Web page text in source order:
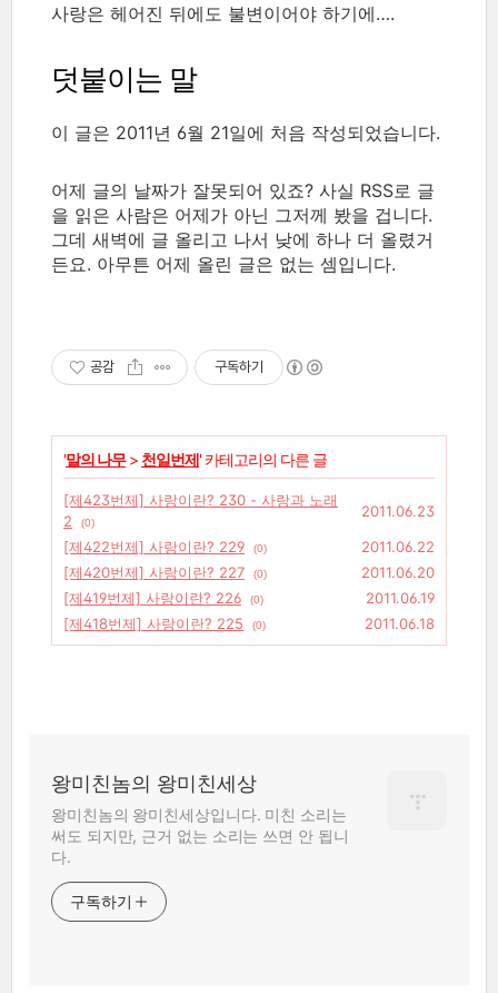
사랑은 헤어진 뒤에도 불변이어야 하기에….
덧붙이는 말
이 글은 2011년 6월 21일에 처음 작성되었습니다.
어제 글의 날짜가 잘못되어 있죠? 사실 RSS로 글
을 읽은 사람은 어제가 아닌 그저께 봤을 겁니다.
그데 새벽에 글 올리고 나서 낮에 하나 더 올렸거
든요. 아무튼 어제 올린 글은 없는 셈입니다.
공감 구독하기
'말의 나무> 천일번제' 카테고리의 다른 글
[제423번제] 사랑이란? 230 - 사랑과 노래
2
(0)
2011.06.23
[제422번제] 사랑이란? 229
(0)
2011.06.22
[제420번제] 사랑이란? 227
(0)
2011.06.20
[제419번제] 사랑이란? 226
(0)
2011.06.19
[제418번제] 사랑이란? 225
(0) 2011.06.18
왕미친놈의 왕미친세상
왕미친놈의 왕미친세상입니다. 미친 소리는
써도 되지만, 근거 없는 소리는 쓰면 안 됩니
다.
구독하기